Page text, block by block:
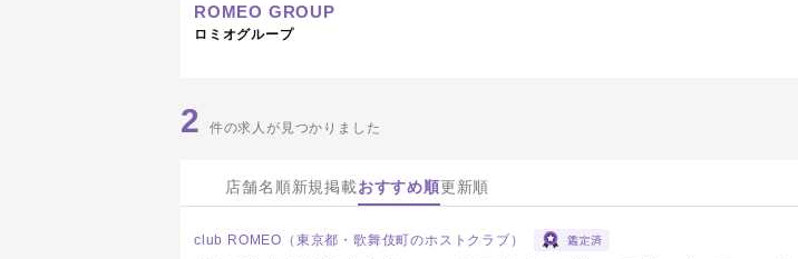
ROMEO GROUP
ロミオグループ
2 件の求人が見つかりました
店舗名順新規掲載おすすめ順更新順
club ROMEO（東京都・歌舞伎町のホストクラブ）